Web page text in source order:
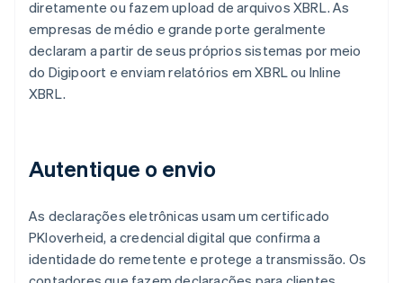
diretamente ou fazem upload de arquivos XBRL. As
empresas de médio e grande porte geralmente
declaram a partir de seus próprios sistemas por meio
do Digipoort e enviam relatórios em XBRL ou Inline
XBRL.
Autentique o envio
As declarações eletrônicas usam um certificado
PKIoverheid, a credencial digital que confirma a
identidade do remetente e protege a transmissão. Os